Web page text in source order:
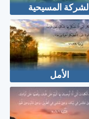
الشركة المسيحية
الأمل